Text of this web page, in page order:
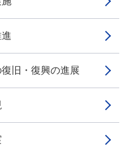
旧・復興の進展